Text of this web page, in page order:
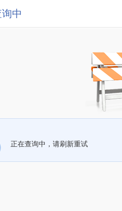
中
正在查询中，请刷新重试